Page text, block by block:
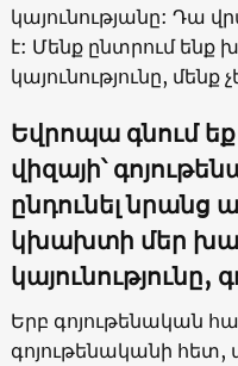
կայունությանը: Դա
է: Մենք ընտրում ենք
կայունությունը, մենք
Եվրոպա գնում
վիզայի՝
ընդունել նրանց
կխախտի մեր
կայունությունը,
Երբ գոյութենական
գոյութենականի հետ,